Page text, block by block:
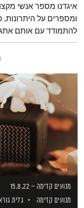
איגדנו מספר אנשי
ומספרים על היתרונות,
להתמודד עם אותם
מנועים קדימה – 15.8.22
מנועים קדימה
גלית